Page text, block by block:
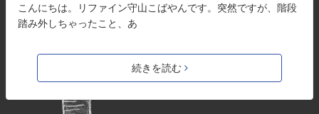
こんにちは。リファイン守山こばやんです。突然ですが、階段
踏み外しちゃったこと、あ
続きを読む